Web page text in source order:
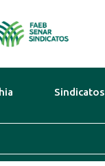
Sindicatos